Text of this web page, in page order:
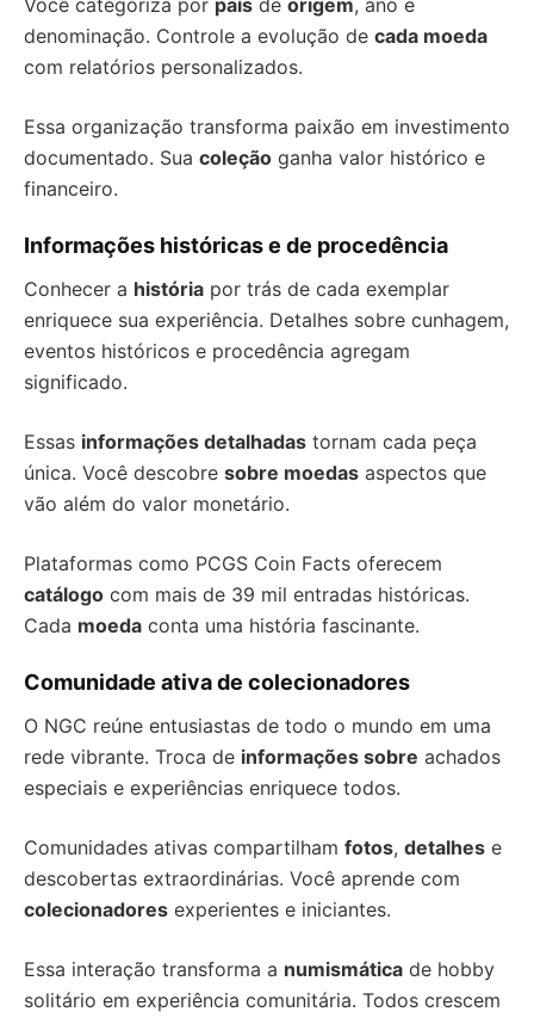
Você categoriza por país de origem, ano e
denominação. Controle a evolução de cada moeda
com relatórios personalizados.
Essa organização transforma paixão em investimento
documentado. Sua coleção ganha valor histórico e
financeiro.
Informações históricas e de procedência
Conhecer a história por trás de cada exemplar
enriquece sua experiência. Detalhes sobre cunhagem,
eventos históricos e procedência agregam
significado.
Essas informações detalhadas tornam cada peça
única. Você descobre sobre moedas aspectos que
vão além do valor monetário.
Plataformas como PCGS Coin Facts oferecem
catálogo com mais de 39 mil entradas históricas.
Cada moeda conta uma história fascinante.
Comunidade ativa de colecionadores
O NGC reúne entusiastas de todo o mundo em uma
rede vibrante. Troca de informações sobre achados
especiais e experiências enriquece todos.
Comunidades ativas compartilham fotos, detalhes e
descobertas extraordinárias. Você aprende com
colecionadores experientes e iniciantes.
Essa interação transforma a numismática de hobby
solitário em experiência comunitária. Todos crescem